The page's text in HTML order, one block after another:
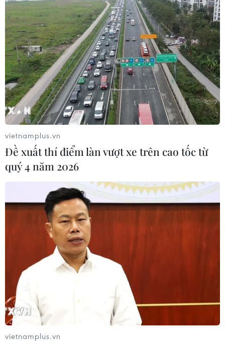
mùa “3 trong 1,” vắcxin sởi do Việt Nam sản xuất được
Chủ tịch JICA trao giải thưởng quốc tế.
Có gần 70 điểm hiến máu trong Chương
trình Chủ nhật Đỏ
26/12/2018 10:44
Chủ nhật Đỏ 2019 được tổ chức trong một tháng, sẽ có
gần 70 điểm hiến máu được tổ chức, dự kiến tiếp nhận
khoảng 45.000 - 50.000 đơn vị máu.
vietnamplus.vn
Đề xuất thí điểm làn vượt xe trên cao tốc từ
quý 4 năm 2026
vietnamplus.vn